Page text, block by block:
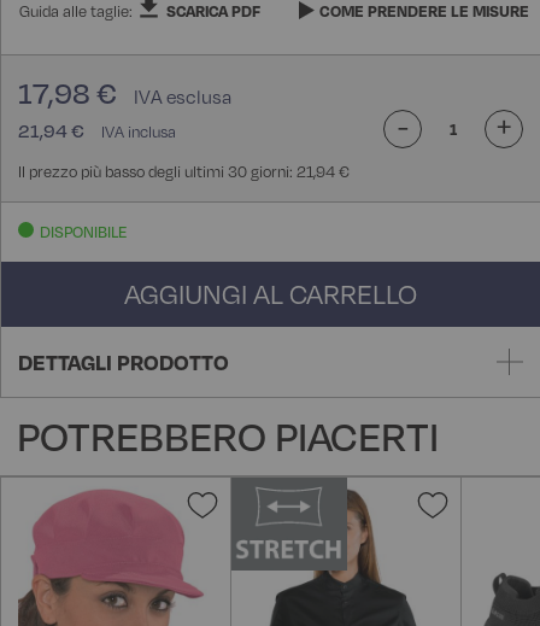
Guida alle taglie: SCARICA PDF COME PRENDERE LE MISURE
21,94 €
17,98 €
Il prezzo più basso degli ultimi 30 giorni: 21,94 €
- +
DISPONIBILE
AGGIUNGI AL CARRELLO
DETTAGLI PRODOTTO
POTREBBERO PIACERTI
Aggiungi
alla
lista
desideri
Aggiungi
desideri